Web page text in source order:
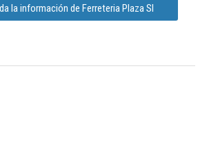
la información de Ferreteria Plaza Sl